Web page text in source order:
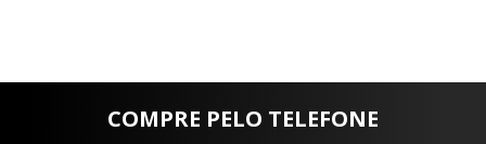
COMPRE PELO TELEFONE